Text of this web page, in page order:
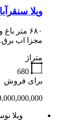
ویلا
مجزا اب
متراژ
680
برای فروش
ویلا